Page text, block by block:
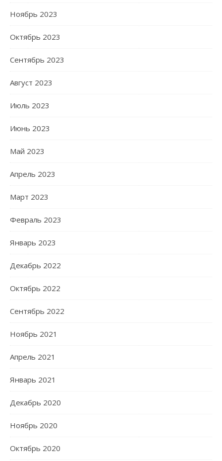
Ноябрь 2023
Октябрь 2023
Сентябрь 2023
Август 2023
Июль 2023
Июнь 2023
Май 2023
Апрель 2023
Март 2023
Февраль 2023
Январь 2023
Декабрь 2022
Октябрь 2022
Сентябрь 2022
Ноябрь 2021
Апрель 2021
Январь 2021
Декабрь 2020
Ноябрь 2020
Октябрь 2020